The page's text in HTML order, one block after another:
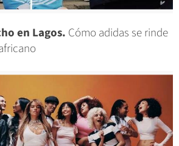
en Lagos. Cómo adidas se rinde